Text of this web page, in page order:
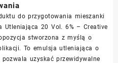
do przygotowania mieszanki
Utleniająca 20 Vol. 6% – Creative
stworzona z myślą o
To emulsja utleniająca o
uzyskać przewidywalne